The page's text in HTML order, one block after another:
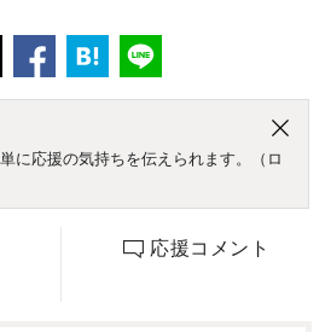
に応援の気持ちを伝えられます。（ロ
応援コメント